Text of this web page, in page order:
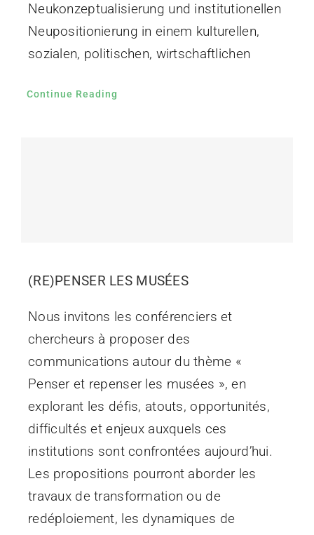
Neukonzeptualisierung und institutionellen
Neupositionierung in einem kulturellen,
sozialen, politischen, wirtschaftlichen
Continue Reading
(RE)PENSER LES MUSÉES
Nous invitons les conférenciers et
chercheurs à proposer des
communications autour du thème «
Penser et repenser les musées », en
explorant les défis, atouts, opportunités,
difficultés et enjeux auxquels ces
institutions sont confrontées aujourd’hui.
Les propositions pourront aborder les
travaux de transformation ou de
redéploiement, les dynamiques de